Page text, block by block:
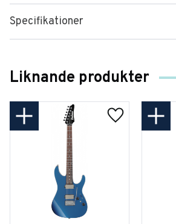
Specifikationer
Liknande produkter